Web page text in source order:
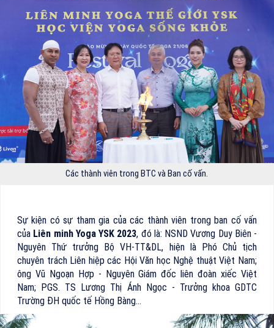
Các thành viên trong BTC và Ban cố vấn.
Sự kiện có sự tham gia của các thành viên trong ban cố vấn
của Liên minh Yoga YSK 2023, đó là: NSND Vương Duy Biên -
Nguyên Thứ trưởng Bộ VH-TT&DL, hiện là Phó Chủ tịch
chuyên trách Liên hiệp các Hội Văn học Nghệ thuật Việt Nam;
ông Vũ Ngoạn Hợp - Nguyên Giám đốc liên đoàn xiếc Việt
Nam; PGS. TS Lương Thị Ánh Ngọc - Trưởng khoa GDTC
Trường ĐH quốc tế Hồng Bàng…